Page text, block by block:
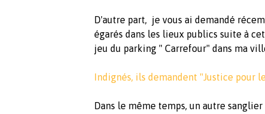
D'autre part, je vous ai demandé
égarés dans les lieux publics suite à
jeu du parking " Carrefour" dans ma
Indignés, ils demandent "Justice pour
Dans le même temps, un autre